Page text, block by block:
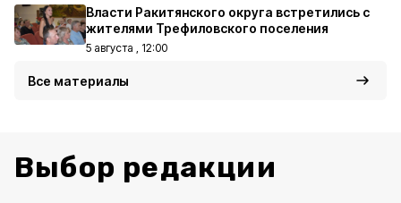
Власти Ракитянского округа встретились с
жителями Трефиловского поселения
5 августа , 12:00
Все материалы
Выбор редакции